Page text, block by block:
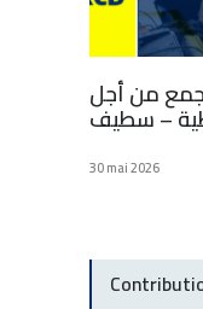
من أجل
– سطيف
30 mai 2026